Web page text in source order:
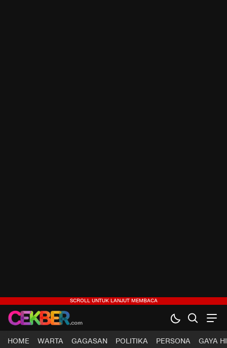
CEKBER
Berita Jelas, Analisis Cerdas
HOME WARTA GAGASAN POLITIKA PERSONA GAYA